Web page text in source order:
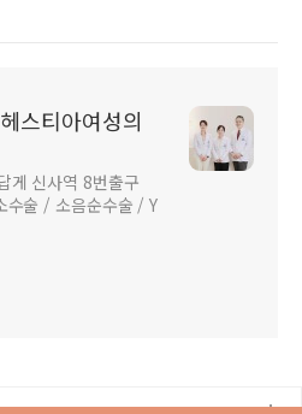
스티아여성의
게 신사역 8번출구
수술 / 소음순수술 / Y